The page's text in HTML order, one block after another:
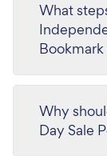
What
Bookmark
Why
Day Sale